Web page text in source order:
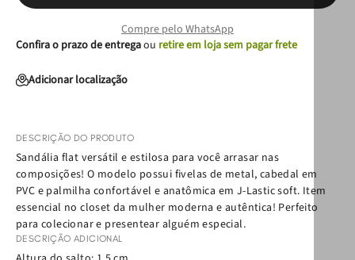
Compre pelo WhatsApp
Confira o prazo de entregaou retire em loja sem pagar frete
Adicionar localização
DESCRIÇÃO DO PRODUTO
Sandália flat versátil e estilosa para você arrasar nas
composições! O modelo possui fivelas de metal, cabedal em
PVC e palmilha confortável e anatômica em J-Lastic soft. Item
essencial no closet da mulher moderna e autêntica! Perfeito
para colecionar e presentear alguém especial.
DESCRIÇÃO ADICIONAL